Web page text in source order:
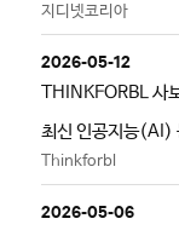
지디넷코리아
2026-05-12
THINKFORBL 사
최신 인공지능(AI)
Thinkforbl
2026-05-06